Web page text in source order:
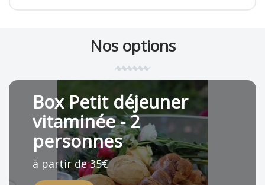
Nos options
Box Petit déjeuner
vitaminée - 2
personnes
à partir de 35€